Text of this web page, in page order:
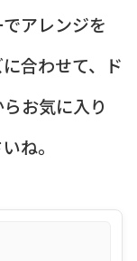
アレンジを
合わせて、ド
お気に入り
ね。